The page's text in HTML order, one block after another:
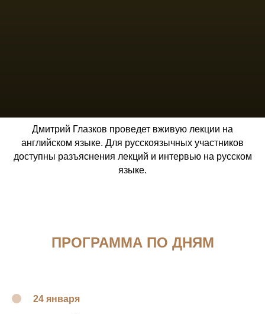
Дмитрий Глазков проведет вживую лекции на
английском языке. Для русскоязычных участников
доступны разъяснения лекций и интервью на русском
языке.
ПРОГРАММА ПО ДНЯМ
24 января